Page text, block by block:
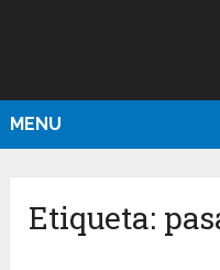
MENU
Etiqueta: